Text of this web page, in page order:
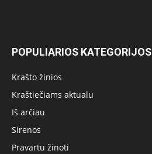
POPULIARIOS KATEGORIJOS
Krašto žinios
Kraštiečiams aktualu
Iš arčiau
Sirenos
Pravartu žinoti